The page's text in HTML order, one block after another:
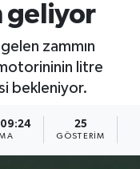
geliyor
zammın
litre
bekleniyor.
09:24 25
GÖSTERIM